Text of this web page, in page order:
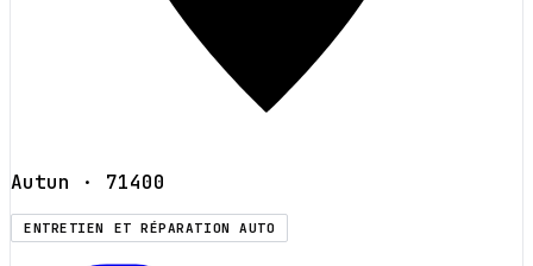
Autun · 71400
ENTRETIEN ET RÉPARATION AUTO